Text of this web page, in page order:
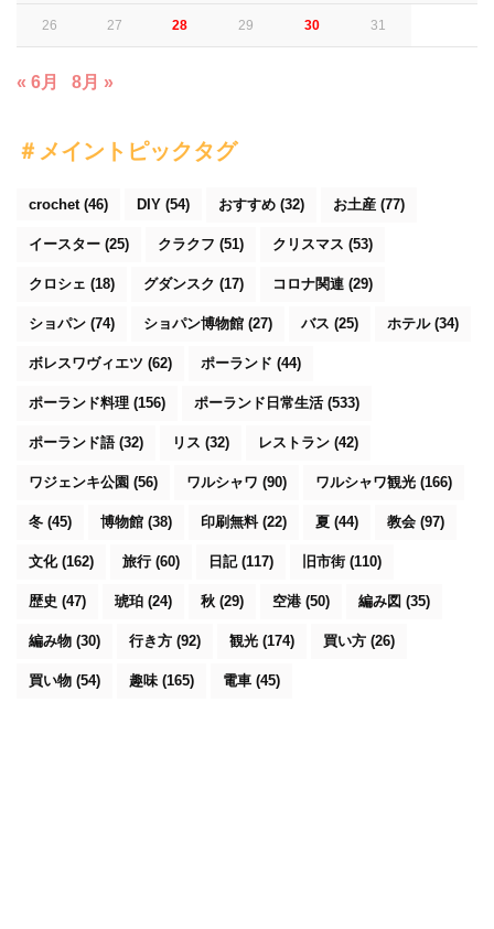
26 27 28 29 30 31
« 6月 8月 »
＃メイントピックタグ
crochet(46) DIY (54) おすすめ (32) お土産 (77)
イースター (25) クラクフ (51) クリスマス (53)
クロシェ (18) グダンスク (17) コロナ関連 (29)
ショパン (74) ショパン博物館 (27) バス (25) ホテル(34)
ボレスワヴィエツ (62) ポーランド (44)
ポーランド料理 (156) ポーランド日常生活(533)
ポーランド語(32) リス (32) レストラン (42)
ワジェンキ公園 (56) ワルシャワ (90) ワルシャワ観光 (166)
冬 (45) 博物館 (38) 印刷無料(22) 夏 (44) 教会 (97)
文化(162) 旅行 (60) 日記(117) 旧市街 (110)
歴史 (47) 琥珀 (24) 秋 (29) 空港 (50) 編み図 (35)
編み物 (30) 行き方 (92) 観光 (174) 買い方 (26)
買い物 (54) 趣味(165) 電車 (45)